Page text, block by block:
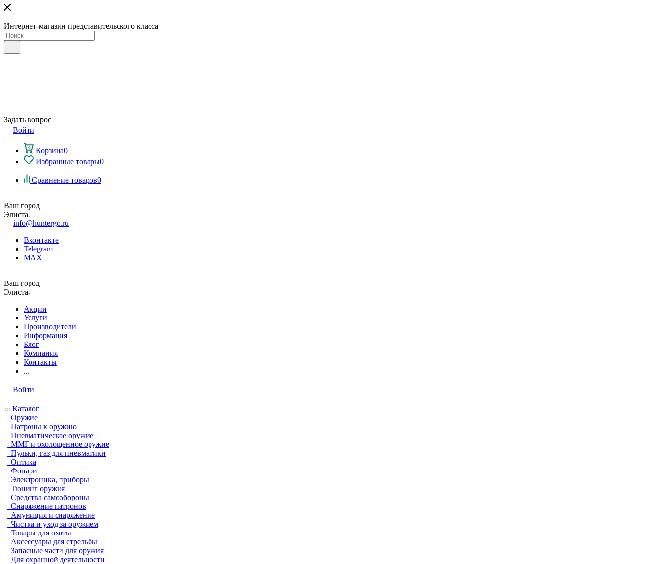
Интернет-магазин представительского класса
Задать вопрос
Войти
Корзина0
Избранные товары0
Сравнение товаров0
Ваш город
Элиста
info@huntergo.ru
Вконтакте
Telegram
MAX
Ваш город
Элиста
Акции
Услуги
Производители
Информация
Блог
Компания
Контакты
...
Войти
Каталог
Оружие
Патроны к оружию
Пневматическое оружие
ММГ и охолощенное оружие
Пульки, газ для пневматики
Оптика
Фонари
Электроника, приборы
Тюнинг оружия
Средства самообороны
Снаряжение патронов
Амуниция и снаряжение
Чистка и уход за оружием
Товары для охоты
Аксессуары для стрельбы
Запасные части для оружия
Для охранной деятельности